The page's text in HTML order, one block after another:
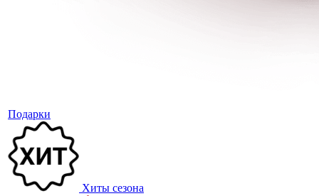
Подарки
Хиты сезона